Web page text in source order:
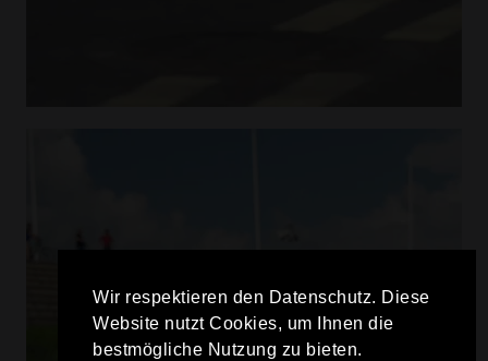
Wir respektieren den Datenschutz. Diese
Website nutzt Cookies, um Ihnen die
bestmögliche Nutzung zu bieten.